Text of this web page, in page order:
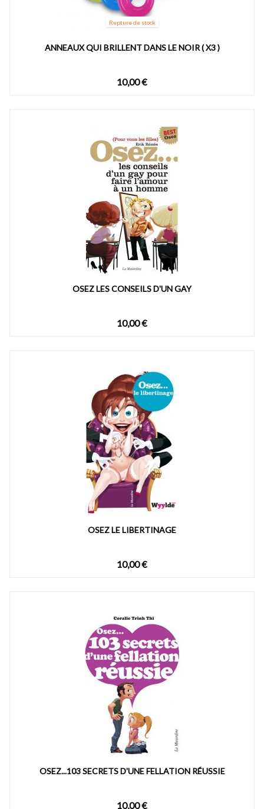
Rupture de stock
ANNEAUX QUI BRILLENT DANS LE NOIR ( X3 )
10,00 €
OSEZ LES CONSEILS D'UN GAY
10,00 €
OSEZ LE LIBERTINAGE
10,00 €
OSEZ...103 SECRETS D'UNE FELLATION RÉUSSIE
10,00 €